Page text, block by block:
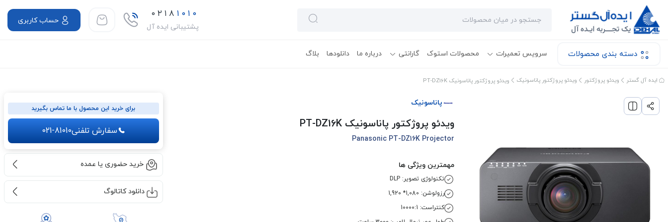
۰۲۱۸ ۱۰۱۰
پشتیبانی ایده آل
حساب کاربری
دسته بندی محصولات سرویس تعمیرات محصولات استوک گارانتی درباره ما دانلودها بلاگ
ایده آل گستر ویدئو پروژکتور ویدئو پروژکتور پاناسونیک ویدئو پروژکتور پاناسونیک PT-DZ16K
پاناسونیک
ویدئو پروژکتور پاناسونیک PT-DZ16K
Panasonic PT-DZ16K Projector
مهمترین ویژگی ها
تکنولوژی تصویر: DLP
رزولوشن: 1,080* 1,920
کنتراست: 10000:1
برای خرید این محصول با ما تماس بگیرید
سفارش تلفنی021-81010
خرید حضوری یا عمده
دانلود کاتالوگ